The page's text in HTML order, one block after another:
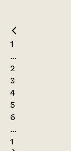
1
...
2
3
4
5
6
...
1